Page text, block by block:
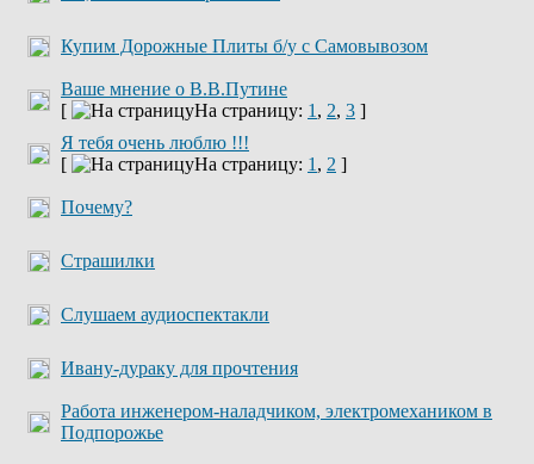
Купим Дорожные Плиты б/у с Самовывозом
Ваше мнение о В.В.Путине
[
На страницу: 1 , 2, 3 ]
Я тебя очень люблю !!!
[
На страницу: 1 , 2 ]
Почему?
Страшилки
Слушаем аудиоспектакли
Ивану-дураку для прочтения
Работа инженером-наладчиком, электромехаником в
Подпорожье